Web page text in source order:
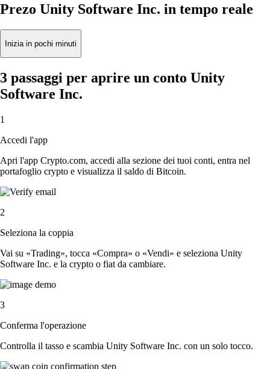
Prezo Unity Software Inc. in tempo reale
Inizia in pochi minuti
3 passaggi per aprire un conto Unity
Software Inc.
1
Accedi l'app
Apri l'app Crypto.com, accedi alla sezione dei tuoi conti, entra nel
portafoglio crypto e visualizza il saldo di Bitcoin.
2
Seleziona la coppia
Vai su «Trading», tocca «Compra» o «Vendi» e seleziona Unity
Software Inc. e la crypto o fiat da cambiare.
3
Conferma l'operazione
Controlla il tasso e scambia Unity Software Inc. con un solo tocco.